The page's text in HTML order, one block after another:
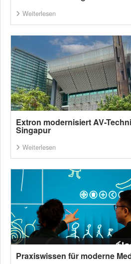
Weiterlesen
Extron modernisiert AV-
Singapur
Weiterlesen
Praxiswissen für moderne